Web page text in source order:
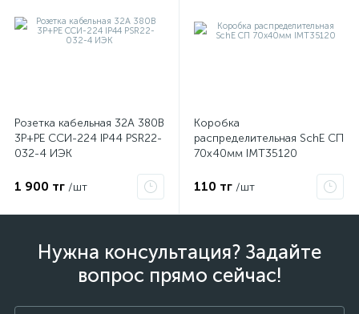
Розетка кабельная 32А 380В
3P+PЕ ССИ-224 IP44 PSR22-
032-4 ИЭК
1 900 тг /шт
Коробка
распределительная SchE СП
70х40мм IMT35120
110 тг /шт
Нужна консультация? Задайте
вопрос прямо сейчас!